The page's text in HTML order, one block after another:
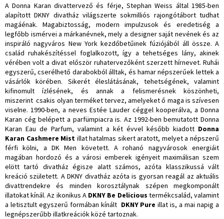
A Donna Karan divattervező és férje, Stephan Weiss által 1985-ben
alapított DKNY divatház világszerte sokmilliós rajongótábort tudhat
magáénak. Magabiztosság, modern impulzusok és eredetiség a
legfőbb ismérvei a márkanévnek, mely a designer saját nevének és az
inspiráló nagyváros New York kezdőbetűinek fúziójából áll össze. A
család ruhakészítéssel foglalkozott, így a tehetséges lány, akinek
vérében volt a divat először ruhatervezőként szerzett hírnevet. Ruhái
egyszerű, cserélhető darabokból álltak, és hamar népszerűek lettek a
vásárlók körében. Sikerét éleslátásának, tehetségének, valamint
kifinomult ízlésének, és annak a felismerésnek köszönheti,
miszerint csakis olyan terméket tervez, amelyeket ő maga is szívesen
viselne. 1990-ben, a neves Estée Lauder céggel kooperálva, a Donna
Karan cég belépett a parfümpiacra is. Az 1992-ben bemutatott Donna
Karan Eau de Parfum, valamint a két évvel később kiadott Donna
Karan Cashmere Mist illat hatalmas sikert aratott, melyet a népszerű
férfi kölni, a DK Men követett. A rohanó nagyvárosok energiáit
magában hordozó és a városi emberek igényeit maximálisan szem
elött tartó divatház égisze alatt számos, azóta klasszikussá vált
kreáció született. A DKNY divatház azóta is gyorsan reagál az aktuális
divattrendekre és minden korosztálynak szépen megkomponált
illatokat kínál. Az ikonikus A DKNY Be Delicious termékcsalád, valamint
a letisztult egyszerű formában kínált DKNY Pure illat is, a mai napig a
legnépszerűbb illatkreációk közé tartoznak.